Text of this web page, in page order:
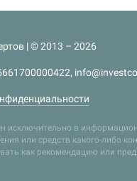
| © 2013 – 2026
исключительно в
или средств какого-либо
как рекомендацию или